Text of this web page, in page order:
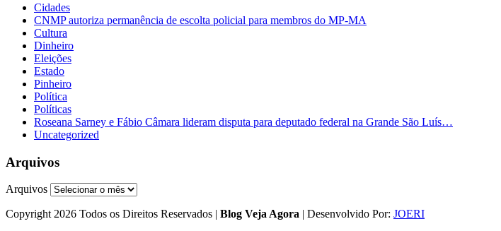
Cidades
CNMP autoriza permanência de escolta policial para membros do MP-MA
Cultura
Dinheiro
Eleições
Estado
Pinheiro
Política
Políticas
Roseana Sarney e Fábio Câmara lideram disputa para deputado federal na Grande São Luís…
Uncategorized
Arquivos
Arquivos
Copyright 2026 Todos os Direitos Reservados | Blog Veja Agora | Desenvolvido Por: JOERI